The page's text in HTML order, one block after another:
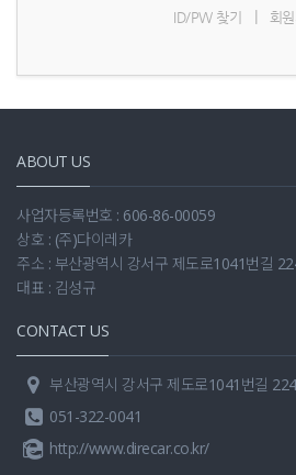
ID/PW 찾기 회
ABOUT US
사업자등록번호 : 606-86-00059
상호 : (주)다이레카
주소 : 부산광역시 강서구 제도로1041번길
대표 : 김성규
CONTACT US
부산광역시 강서구 제도로1041번길
051-322-0041
http://www.direcar.co.kr/